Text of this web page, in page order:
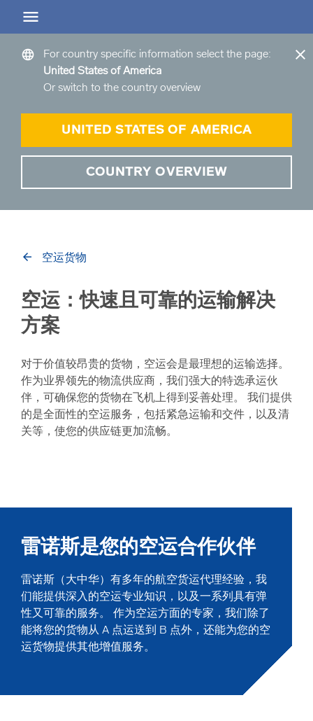
Back
仓储服务概览
仓储服务概览 Overview
Back
公路货运概览
公路货运概览
Back
海路货运概览
海路货运—LCL拼箱货运
Back
大陆桥运输概览
陆桥概览
大陆桥运输—FCL整箱运输
Back
项目运输物流方案
language
For country specific information select the page:
United States of America
Or switch to the country overview
UNITED STATES OF AMERICA
COUNTRY OVERVIEW
close
arrow_back 空运货物
空运：快速且可靠的运输解决
方案
对于价值较昂贵的货物，空运会是最理想的运输选择。
作为业界领先的物流供应商，我们强大的特选承运伙
伴，可确保您的货物在飞机上得到妥善处理。 我们提供
的是全面性的空运服务，包括紧急运输和交件，以及清
关等，使您的供应链更加流畅。
雷诺斯是您的空运合作伙伴
雷诺斯（大中华）有多年的航空货运代理经验，我
们能提供深入的空运专业知识，以及一系列具有弹
性又可靠的服务。 作为空运方面的专家，我们除了
能将您的货物从 A 点运送到 B 点外，还能为您的空
运货物提供其他增值服务。